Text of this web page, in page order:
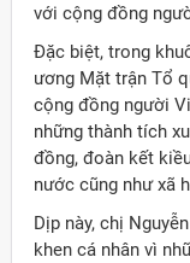
với cộng đồng
Đặc biệt, trong
ương Mặt trận Tổ
cộng đồng người
những thành tích
đồng, đoàn kết
nước cũng như xã
Dịp này, chị
khen cá nhân vì